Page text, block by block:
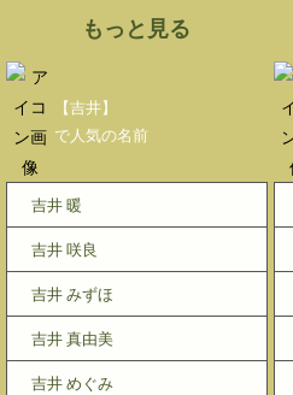
もっと見る
【吉井】
で人気の名前
吉井 暖
吉井 咲良
吉井 みずほ
吉井 真由美
吉井 めぐみ